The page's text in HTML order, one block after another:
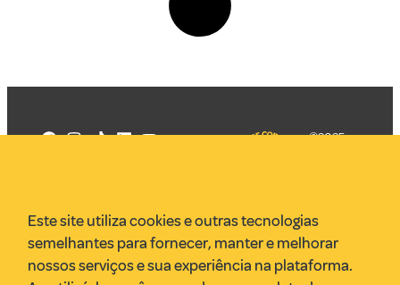
VR Assessoria
Parcerias
Envie uma pauta
©2025
Este site utiliza cookies e outras tecnologias
semelhantes para fornecer, manter e melhorar
nossos serviços e sua experiência na plataforma.